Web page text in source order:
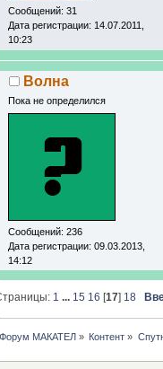
Сообщений: 31
Дата регистрации: 14.07.2011,
10:23
Волна
Пока не определился
Сообщений: 236
Дата регистрации: 09.03.2013,
14:12
1 ... 15 16 [17] 18
Форум МАКАТЕЛ» Контент »